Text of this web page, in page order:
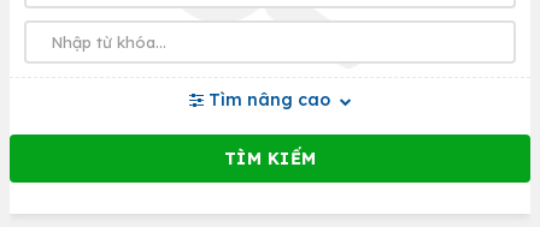
Tìm nâng cao